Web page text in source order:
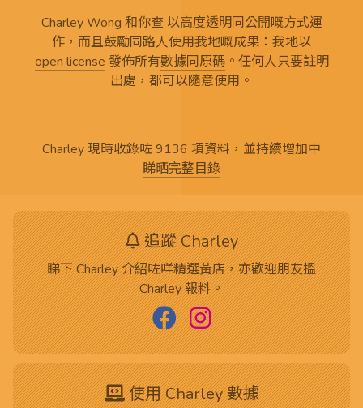
Charley Wong 和你查 以高度透明同公開嘅方式運
作，而且鼓勵同路人使用我地嘅成果：我地以
open license 發佈所有數據同原碼。任何人只要註明
出處，都可以隨意使用。
Charley 現時收錄咗 9136 項資料，並持續增加中
睇晒完整目錄
追蹤 Charley
睇下 Charley 介紹咗咩精選黃店，亦歡迎朋友搵
Charley 報料。
使用 Charley 數據